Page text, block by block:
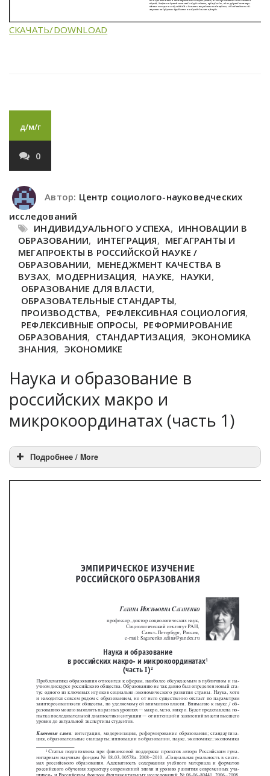
СКАЧАТЬ/DOWNLOAD
д/м/г
0
Автор: Центр социолого-науковедческих
исследований
ИНДИВИДУАЛЬНОГО УСПЕХА, ИННОВАЦИИ В
ОБРАЗОВАНИИ, ИНТЕГРАЦИЯ, МЕГАГРАНТЫ И
МЕГАПРОЕКТЫ В РОССИЙСКОЙ НАУКЕ /
ОБРАЗОВАНИИ, МЕНЕДЖМЕНТ КАЧЕСТВА В
ВУЗАХ, МОДЕРНИЗАЦИЯ, НАУКЕ, НАУКИ,
ОБРАЗОВАНИЕ ДЛЯ ВЛАСТИ,
ОБРАЗОВАТЕЛЬНЫЕ СТАНДАРТЫ,
ПРОИЗВОДСТВА, РЕФЛЕКСИВНАЯ СОЦИОЛОГИЯ,
РЕФЛЕКСИВНЫЕ ОПРОСЫ, РЕФОРМИРОВАНИЕ
ОБРАЗОВАНИЯ, СТАНДАРТИЗАЦИЯ, ЭКОНОМИКА
ЗНАНИЯ, ЭКОНОМИКЕ
Наука и образование в
российских макро и
микрокоординатах (часть 1)
Подробнее / More